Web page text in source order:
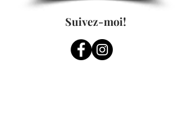
Suivez-moi!